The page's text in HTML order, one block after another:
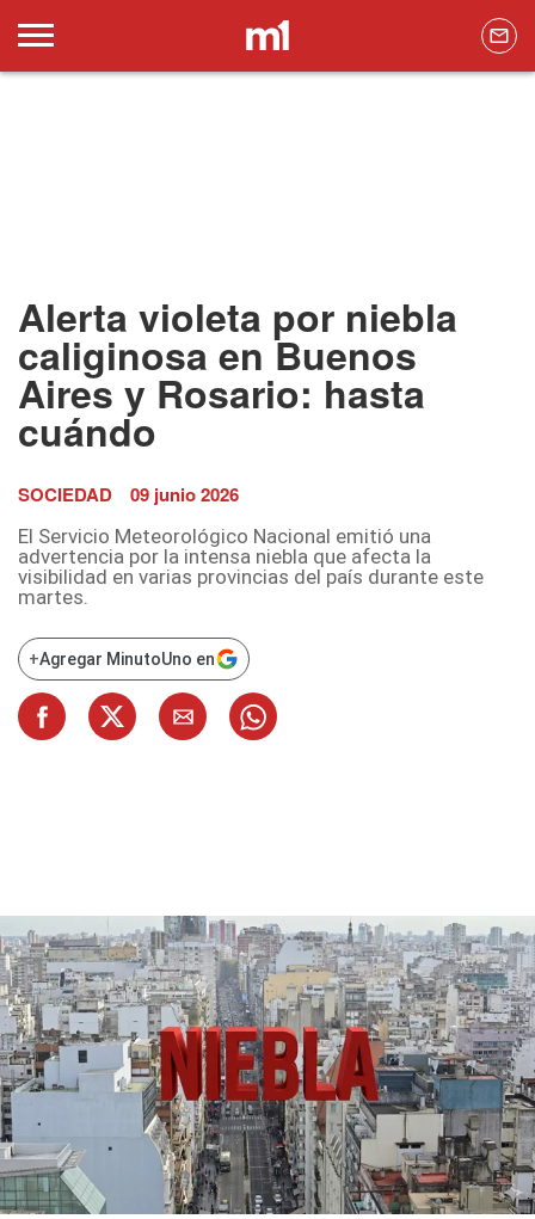
Alerta violeta por niebla
caliginosa en Buenos
Aires y Rosario: hasta
cuándo
SOCIEDAD 09 junio 2026
El Servicio Meteorológico Nacional emitió una
advertencia por la intensa niebla que afecta la
visibilidad en varias provincias del país durante este
martes.
+Agregar MinutoUno en